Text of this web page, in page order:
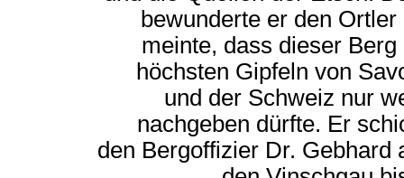
bewunderte er den Ortler
meinte, dass dieser Berg
höchsten Gipfeln von
und der Schweiz nur
nachgeben dürfte. Er
den Bergoffizier Dr. Gebhard